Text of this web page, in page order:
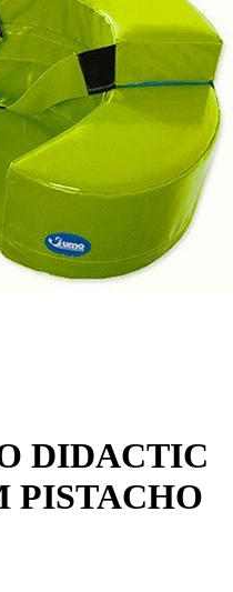
DIDACTIC
PISTACHO